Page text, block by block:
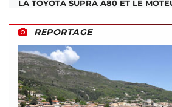
LA TOYOTA SUPRA A80 ET LE
REPORTAGE